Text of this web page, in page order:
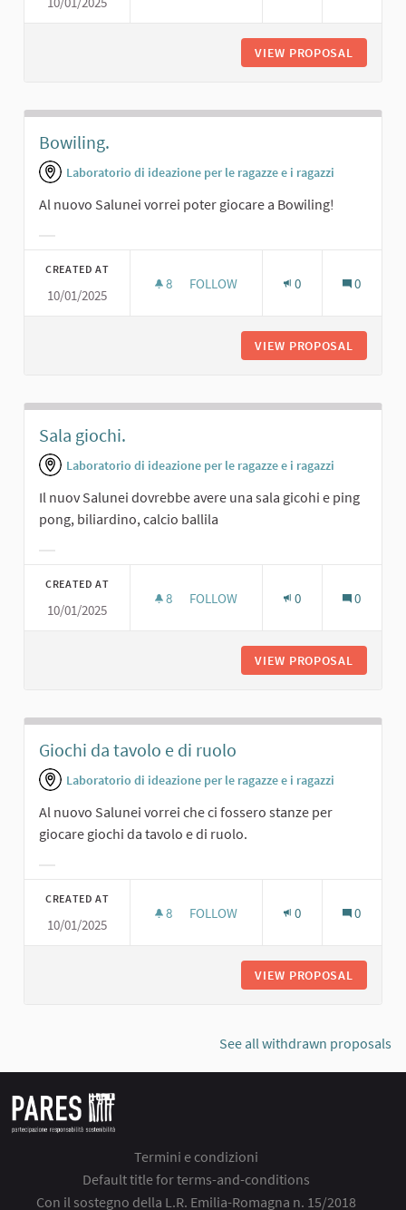
VIEW PROPOSAL
Bowiling.
Laboratorio di ideazione per le ragazze e i ragazzi
Al nuovo Salunei vorrei poter giocare a Bowiling!
CREATED AT
10/01/2025
8 8 FOLLOWERS
FOLLOW 0 0
VIEW PROPOSAL
Sala giochi.
Laboratorio di ideazione per le ragazze e i ragazzi
Il nuov Salunei dovrebbe avere una sala gicohi e ping
pong, biliardino, calcio ballila
CREATED AT
10/01/2025
8 8 FOLLOWERS
FOLLOW 0 0
VIEW PROPOSAL
Giochi da tavolo e di ruolo
Laboratorio di ideazione per le ragazze e i ragazzi
Al nuovo Salunei vorrei che ci fossero stanze per
giocare giochi da tavolo e di ruolo.
CREATED AT
10/01/2025
8 8 FOLLOWERS
FOLLOW 0 0
VIEW PROPOSAL
See all withdrawn proposals
Termini e condizioni
Default title for terms-and-conditions
Con il sostegno della L.R. Emilia-Romagna n. 15/2018